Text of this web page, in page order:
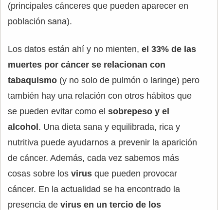
(principales cánceres que pueden aparecer en
población sana).
Los datos están ahí y no mienten, el 33% de las
muertes por cáncer se relacionan con
tabaquismo (y no solo de pulmón o laringe) pero
también hay una relación con otros hábitos que
se pueden evitar como el sobrepeso y el
alcohol. Una dieta sana y equilibrada, rica y
nutritiva puede ayudarnos a prevenir la aparición
de cáncer. Además, cada vez sabemos más
cosas sobre los virus que pueden provocar
cáncer. En la actualidad se ha encontrado la
presencia de virus en un tercio de los